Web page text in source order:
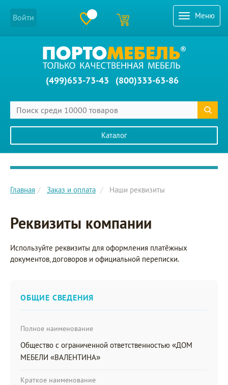
Меню
Войти
(499)653-73-43 (800)333-63-86
Каталог
Главное меню сайта
Главная Заказ и оплата Наши реквизиты
Реквизиты компании
Используйте реквизиты для оформления платёжных
документов, договоров и официальной переписки.
ОБЩИЕ СВЕДЕНИЯ
Полное наименование
Общество с ограниченной ответственностью «ДОМ
МЕБЕЛИ «ВАЛЕНТИНА»
Краткое наименование